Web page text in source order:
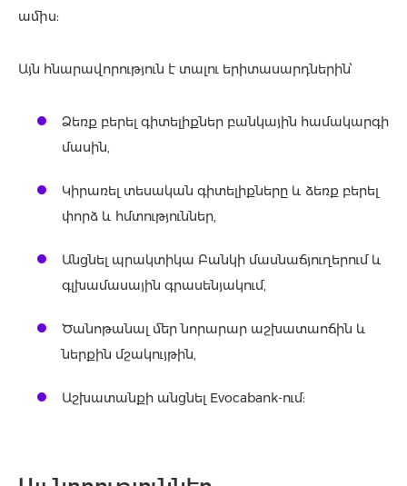
ամիս:
Այն հնարավորություն է տալու երիտասարդներին՝
Ձեռք բերել գիտելիքներ բանկային համակարգի
մասին,
Կիրառել տեսական գիտելիքները և ձեռք բերել
փորձ և հմտություններ,
Անցնել պրակտիկա Բանկի մասնաճյուղերում և
գլխամասային գրասենյակում,
Ծանոթանալ մեր նորարար աշխատաոճին և
ներքին մշակույթին,
Աշխատանքի անցնել Evocabank-ում: